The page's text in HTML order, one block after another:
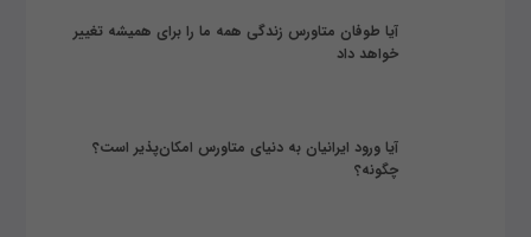
آیا طوفان متاورس زندگی همه ما را برای همیشه تغییر
خواهد داد
آیا ورود ایرانیان به دنیای متاورس امکان‌پذیر است؟
چگونه؟